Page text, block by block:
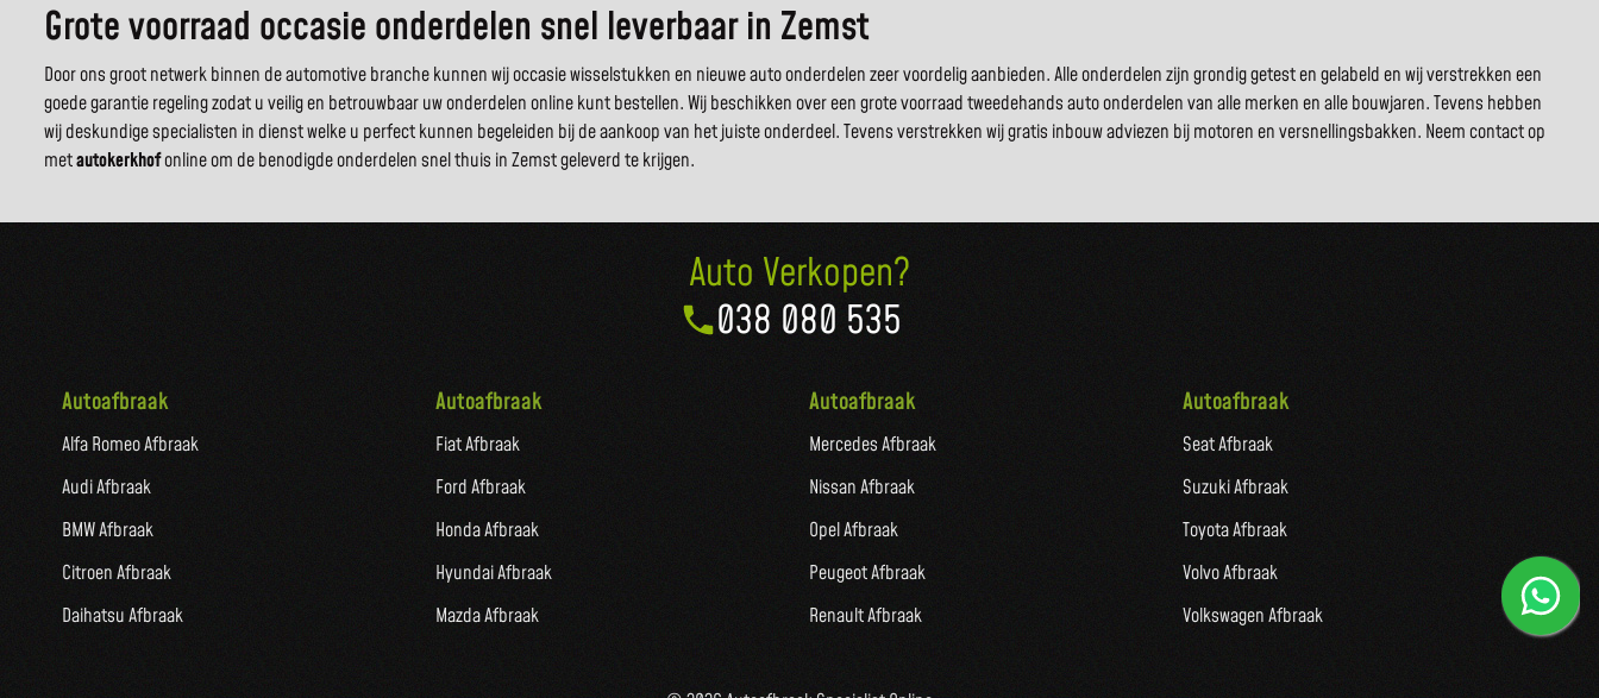
Grote voorraad occasie onderdelen snel leverbaar in Zemst
Door ons groot netwerk binnen de automotive branche kunnen wij occasie wisselstukken en nieuwe auto onderdelen zeer voordelig aanbieden. Alle onderdelen zijn grondig getest en gelabeld en wij verstrekken een
goede garantie regeling zodat u veilig en betrouwbaar uw onderdelen online kunt bestellen. Wij beschikken over een grote voorraad tweedehands auto onderdelen van alle merken en alle bouwjaren. Tevens hebben
wij deskundige specialisten in dienst welke u perfect kunnen begeleiden bij de aankoop van het juiste onderdeel. Tevens verstrekken wij gratis inbouw adviezen bij motoren en versnellingsbakken. Neem contact op
metautokerkhofonline om de benodigde onderdelen snel thuis in Zemst geleverd te krijgen.
Auto Verkopen?
038 080 535
Autoafbraak
Alfa Romeo Afbraak
Audi Afbraak
BMW Afbraak
Citroen Afbraak
Daihatsu Afbraak
Autoafbraak
Fiat Afbraak
Ford Afbraak
Honda Afbraak
Hyundai Afbraak
Mazda Afbraak
Autoafbraak
Mercedes Afbraak
Nissan Afbraak
Opel Afbraak
Peugeot Afbraak
Renault Afbraak
Autoafbraak
Seat Afbraak
Suzuki Afbraak
Toyota Afbraak
Volvo Afbraak
Volkswagen Afbraak